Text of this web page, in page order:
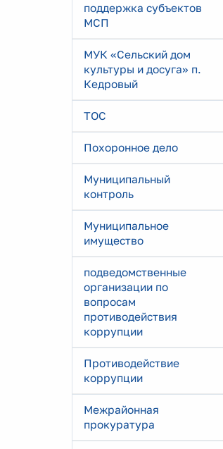
поддержка субъектов
МСП
МУК «Сельский дом
культуры и досуга» п.
Кедровый
ТОС
Похоронное дело
Муниципальный
контроль
Муниципальное
имущество
подведомственные
организации по
вопросам
противодействия
коррупции
Противодействие
коррупции
Межрайонная
прокуратура